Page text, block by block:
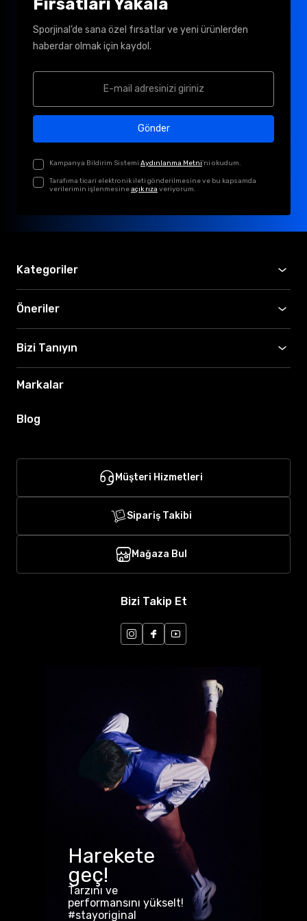
Fırsatları Yakala
Sporjinal’de sana özel fırsatlar ve yeni ürünlerden
haberdar olmak için kaydol.
Gönder
Kampanya Bildirim Sistemi Aydınlanma Metni'ni okudum.
Tarafıma ticari elektronik ileti gönderilmesine ve bu kapsamda
verilerimin işlenmesineaçık rıza veriyorum.
Kategoriler
Öneriler
Bizi Tanıyın
Markalar
Blog
Müşteri Hizmetleri
Sipariş Takibi
Mağaza Bul
Bizi Takip Et
Harekete
geç!
Tarzını ve
performansını yükselt!
#stayoriginal